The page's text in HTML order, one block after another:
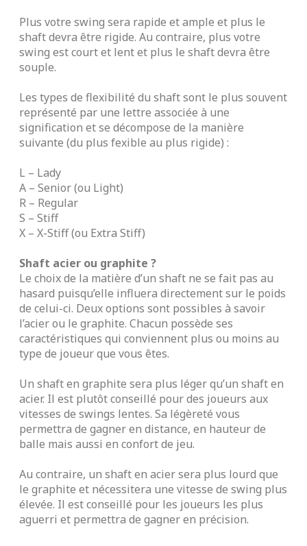
Plus votre swing sera rapide et ample et plus le
shaft devra être rigide. Au contraire, plus votre
swing est court et lent et plus le shaft devra être
souple.
Les types de flexibilité du shaft sont le plus souvent
représenté par une lettre associée à une
signification et se décompose de la manière
suivante (du plus fexible au plus rigide) :
L – Lady
A – Senior (ou Light)
R – Regular
S – Stiff
X – X-Stiff (ou Extra Stiff)
Shaft acier ou graphite ?
Le choix de la matière d’un shaft ne se fait pas au
hasard puisqu’elle influera directement sur le poids
de celui-ci. Deux options sont possibles à savoir
l’acier ou le graphite. Chacun possède ses
caractéristiques qui conviennent plus ou moins au
type de joueur que vous êtes.
Un shaft en graphite sera plus léger qu’un shaft en
acier. Il est plutôt conseillé pour des joueurs aux
vitesses de swings lentes. Sa légèreté vous
permettra de gagner en distance, en hauteur de
balle mais aussi en confort de jeu.
Au contraire, un shaft en acier sera plus lourd que
le graphite et nécessitera une vitesse de swing plus
élevée. Il est conseillé pour les joueurs les plus
aguerri et permettra de gagner en précision.